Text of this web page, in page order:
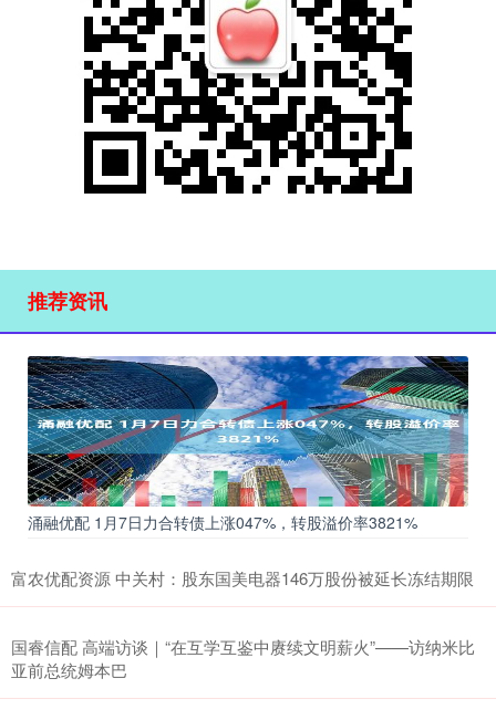
推荐资讯
涌融优配 1月7日力合转债上涨047%，转股溢价率3821%
富农优配资源 中关村：股东国美电器146万股份被延长冻结期限
国睿信配 高端访谈｜“在互学互鉴中赓续文明薪火”——访纳米比
亚前总统姆本巴